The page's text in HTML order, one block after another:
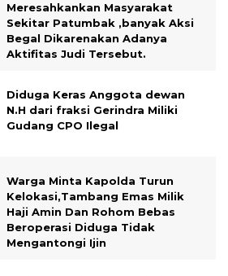
Meresahkankan Masyarakat
Sekitar Patumbak ,banyak Aksi
Begal Dikarenakan Adanya
Aktifitas Judi Tersebut.
Diduga Keras Anggota dewan
N.H dari fraksi Gerindra Miliki
Gudang CPO Ilegal
Warga Minta Kapolda Turun
Kelokasi,Tambang Emas Milik
Haji Amin Dan Rohom Bebas
Beroperasi Diduga Tidak
Mengantongi Ijin